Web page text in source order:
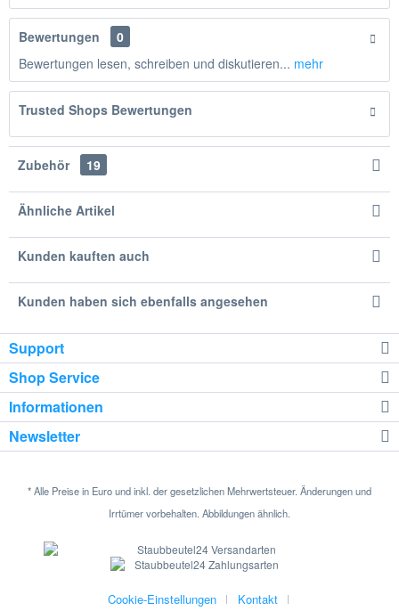
Bewertungen
0
Bewertungen lesen, schreiben und diskutieren... mehr
Trusted Shops Bewertungen
Zubehör 19
Ähnliche Artikel
Kunden kauften auch
Kunden haben sich ebenfalls angesehen
Support
Shop Service
Informationen
Newsletter
* Alle Preise in Euro und inkl. der gesetzlichen Mehrwertsteuer. Änderungen und
Irrtümer vorbehalten. Abbildungen ähnlich.
Cookie-Einstellungen Kontakt